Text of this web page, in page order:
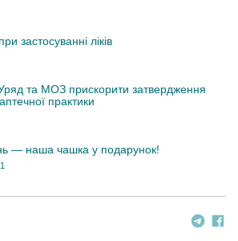
застосуванні ліків
та МОЗ прискорити затвердження
практики
— наша чашка у подарунок!
1